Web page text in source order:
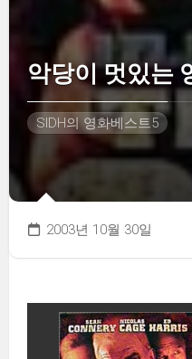
악당이 멋있는
SIDH의 영화베스트5
2003년 10월 30일